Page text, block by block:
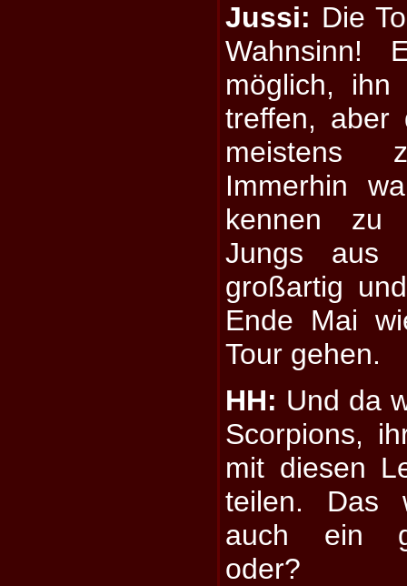
Jussi: Die
Wahnsinn!
möglich,
treffen, aber
meistens
Immerhin
kennen zu
Jungs aus
großartig
Ende Mai
Tour gehen.
HH: Und da
Scorpions,
mit diesen
teilen. Das
auch ein
oder?